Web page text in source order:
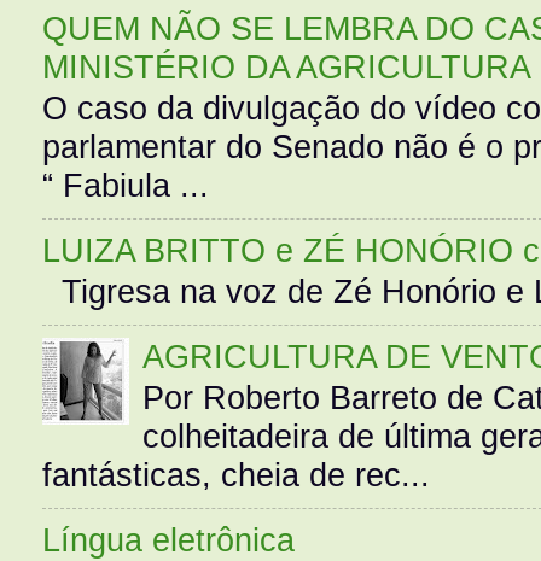
QUEM NÃO SE LEMBRA DO
MINISTÉRIO DA AGRICULTURA
O caso da divulgação do vídeo
parlamentar do Senado não é o
“ Fabiula ...
LUIZA BRITTO e ZÉ HONÓRIO
Tigresa na voz de Zé Honório
AGRICULTURA DE
Por Roberto Barreto de
colheitadeira de última
fantásticas, cheia de rec...
Língua eletrônica